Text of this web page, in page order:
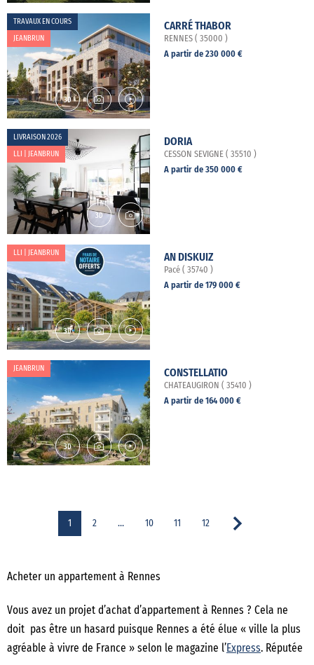
TRAVAUX EN COURS
JEANBRUN
CARRÉ THABOR
RENNES ( 35000 )
A partir de 230 000 €
LIVRAISON 2026
LLI | JEANBRUN
DORIA
CESSON SEVIGNE ( 35510 )
A partir de 350 000 €
LLI | JEANBRUN AN DISKUIZ
Pacé ( 35740 )
A partir de 179 000 €
JEANBRUN CONSTELLATIO
CHATEAUGIRON ( 35410 )
A partir de 164 000 €
1 2 … 10 11 12
Acheter un appartement à Rennes
Vous avez un projet d’achat d’appartement à Rennes ? Cela ne
doit pas être un hasard puisque Rennes a été élue « ville la plus
agréable à vivre de France » selon le magazine l’Express. Réputée